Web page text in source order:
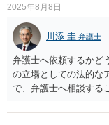
2025年8月8日
川添 圭 弁護士
弁護士へ依頼するかど
の立場としての法的な
で、弁護士へ相談する
誘導しかしてこないと